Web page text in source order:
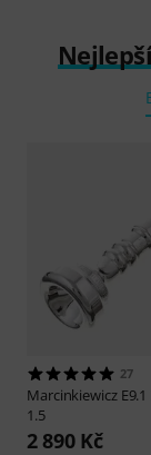
27
Marcinkiewicz
1.5
2 890 Kč